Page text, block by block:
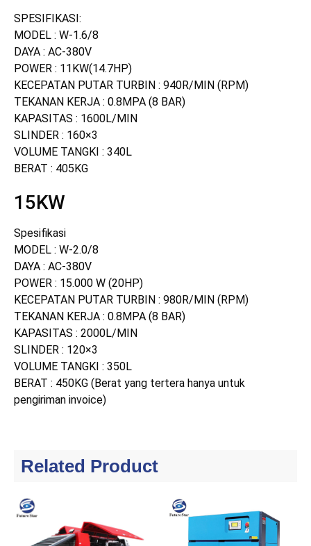
SPESIFIKASI:
MODEL : W-1.6/8
DAYA : AC-380V
POWER : 11KW(14.7HP)
KECEPATAN PUTAR TURBIN : 940R/MIN (RPM)
TEKANAN KERJA : 0.8MPA (8 BAR)
KAPASITAS : 1600L/MIN
SLINDER : 160×3
VOLUME TANGKI : 340L
BERAT : 405KG
15KW
Spesifikasi
MODEL : W-2.0/8
DAYA : AC-380V
POWER : 15.000 W (20HP)
KECEPATAN PUTAR TURBIN : 980R/MIN (RPM)
TEKANAN KERJA : 0.8MPA (8 BAR)
KAPASITAS : 2000L/MIN
SLINDER : 120×3
VOLUME TANGKI : 350L
BERAT : 450KG (Berat yang tertera hanya untuk
pengiriman invoice)
Related Product